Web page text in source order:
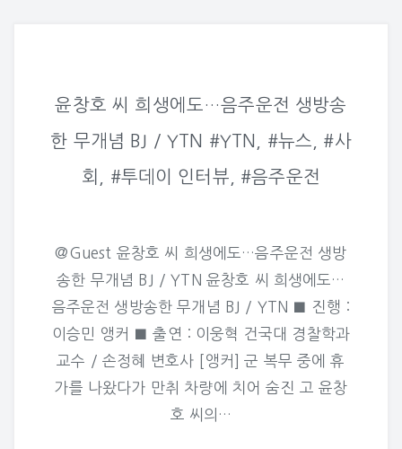
윤창호 씨 희생에도…음주운전 생방송
한 무개념 BJ / YTN #YTN, #뉴스, #사
회, #투데이 인터뷰, #음주운전
@Guest 윤창호 씨 희생에도…음주운전 생방
송한 무개념 BJ / YTN 윤창호 씨 희생에도…
음주운전 생방송한 무개념 BJ / YTN ■ 진행 :
이승민 앵커 ■ 출연 : 이웅혁 건국대 경찰학과
교수 / 손정혜 변호사 [앵커] 군 복무 중에 휴
가를 나왔다가 만취 차량에 치어 숨진 고 윤창
호 씨의…